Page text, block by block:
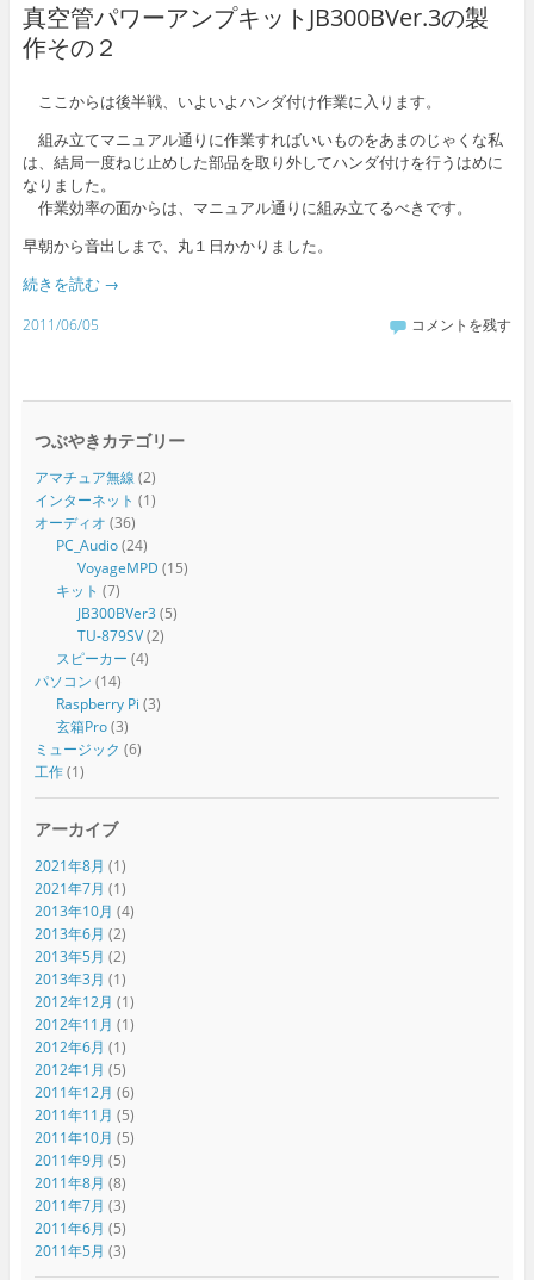
真空管パワーアンプキットJB300BVer.3の製
作その２
ここからは後半戦、いよいよハンダ付け作業に入ります。
組み立てマニュアル通りに作業すればいいものをあまのじゃくな私
は、結局一度ねじ止めした部品を取り外してハンダ付けを行うはめに
なりました。
作業効率の面からは、マニュアル通りに組み立てるべきです。
早朝から音出しまで、丸１日かかりました。
続きを読む →
2011/06/05 コメントを残す
つぶやきカテゴリー
アマチュア無線 (2)
インターネット (1)
オーディオ (36)
PC_Audio(24)
VoyageMPD (15)
キット (7)
JB300BVer3 (5)
TU-879SV(2)
スピーカー (4)
パソコン (14)
Raspberry Pi (3)
玄箱Pro(3)
ミュージック (6)
工作(1)
アーカイブ
2021年8月 (1)
2021年7月 (1)
2013年10月 (4)
2013年6月 (2)
2013年5月 (2)
2013年3月 (1)
2012年12月 (1)
2012年11月 (1)
2012年6月 (1)
2012年1月 (5)
2011年12月 (6)
2011年11月 (5)
2011年10月 (5)
2011年9月 (5)
2011年8月 (8)
2011年7月 (3)
2011年6月 (5)
2011年5月 (3)